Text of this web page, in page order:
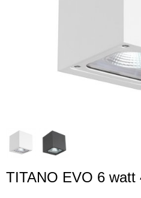
TITANO EVO 6 watt